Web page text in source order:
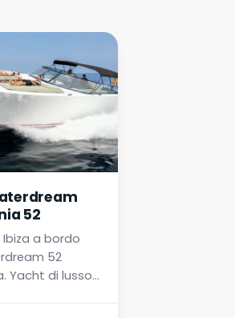
52
a bordo
52
Yacht di lusso,